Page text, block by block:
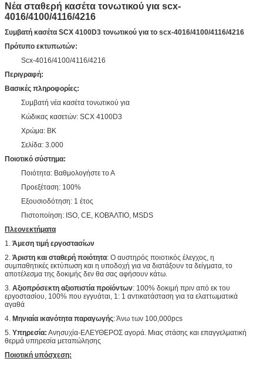
Νέα σταθερή κασέτα τονωτικού για scx-
4016/4100/4116/4216
Συμβατή κασέτα SCX 4100D3 τονωτικού για το scx-4016/4100/4116/4216
Πρότυπο εκτυπωτών:
Scx-4016/4100/4116/4216
Περιγραφή:
Βασικές πληροφορίες:
Συμβατή νέα κασέτα τονωτικού για
Κώδικας κασετών: SCX 4100D3
Χρώμα: BK
Σελίδα: 3.000
Ποιοτικό σύστημα:
Ποιότητα: Βαθμολογήστε το Α
Προεξέταση: 100%
Εξουσιοδότηση: 1 έτος
Πιστοποίηση: ISO, CE, ΚΟΒΆΛΤΙΟ, MSDS
Πλεονεκτήματα
1. Άμεση τιμή εργοστασίων
2. Άριστη και σταθερή ποιότητα: Ο αυστηρός ποιοτικός έλεγχος, η
συμπαθητικές εκτύπωση και η υποδοχή για να διατάξουν τα δείγματα, το
αποτέλεσμα της δοκιμής δεν θα σας αφήσουν κάτω.
3. Αξιοπρόσεκτη αξιοπιστία προϊόντων: 100% δοκιμή πριν από εκ του
εργοστασίου, 100% που εγγυάται, 1: 1 αντικατάσταση για τα ελαττωματικά
αγαθά
4. Μηνιαία ικανότητα παραγωγής: Άνω των 100,000pcs
5. Υπηρεσία: Ανησυχία-ΕΛΕΥΘΕΡΟΣ αγορά. Μιας στάσης και επαγγελματική
θερμά υπηρεσία μεταπώλησης
Ποιοτική υπόσχεση: